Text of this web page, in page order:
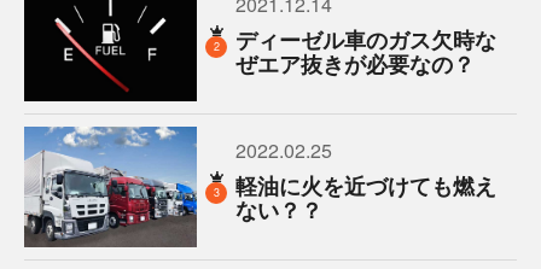
2 ディーゼル車のガス欠時な
ぜエア抜きが必要なの？
3
2022.02.25
軽油に火を近づけても燃え
ない？？